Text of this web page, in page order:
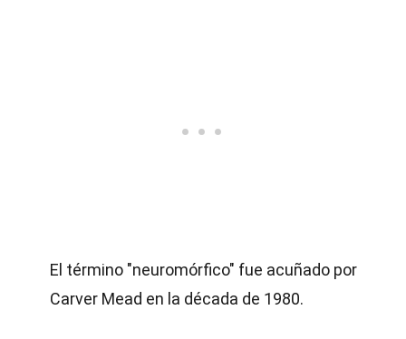
El término "neuromórfico" fue acuñado por
Carver Mead en la década de 1980.